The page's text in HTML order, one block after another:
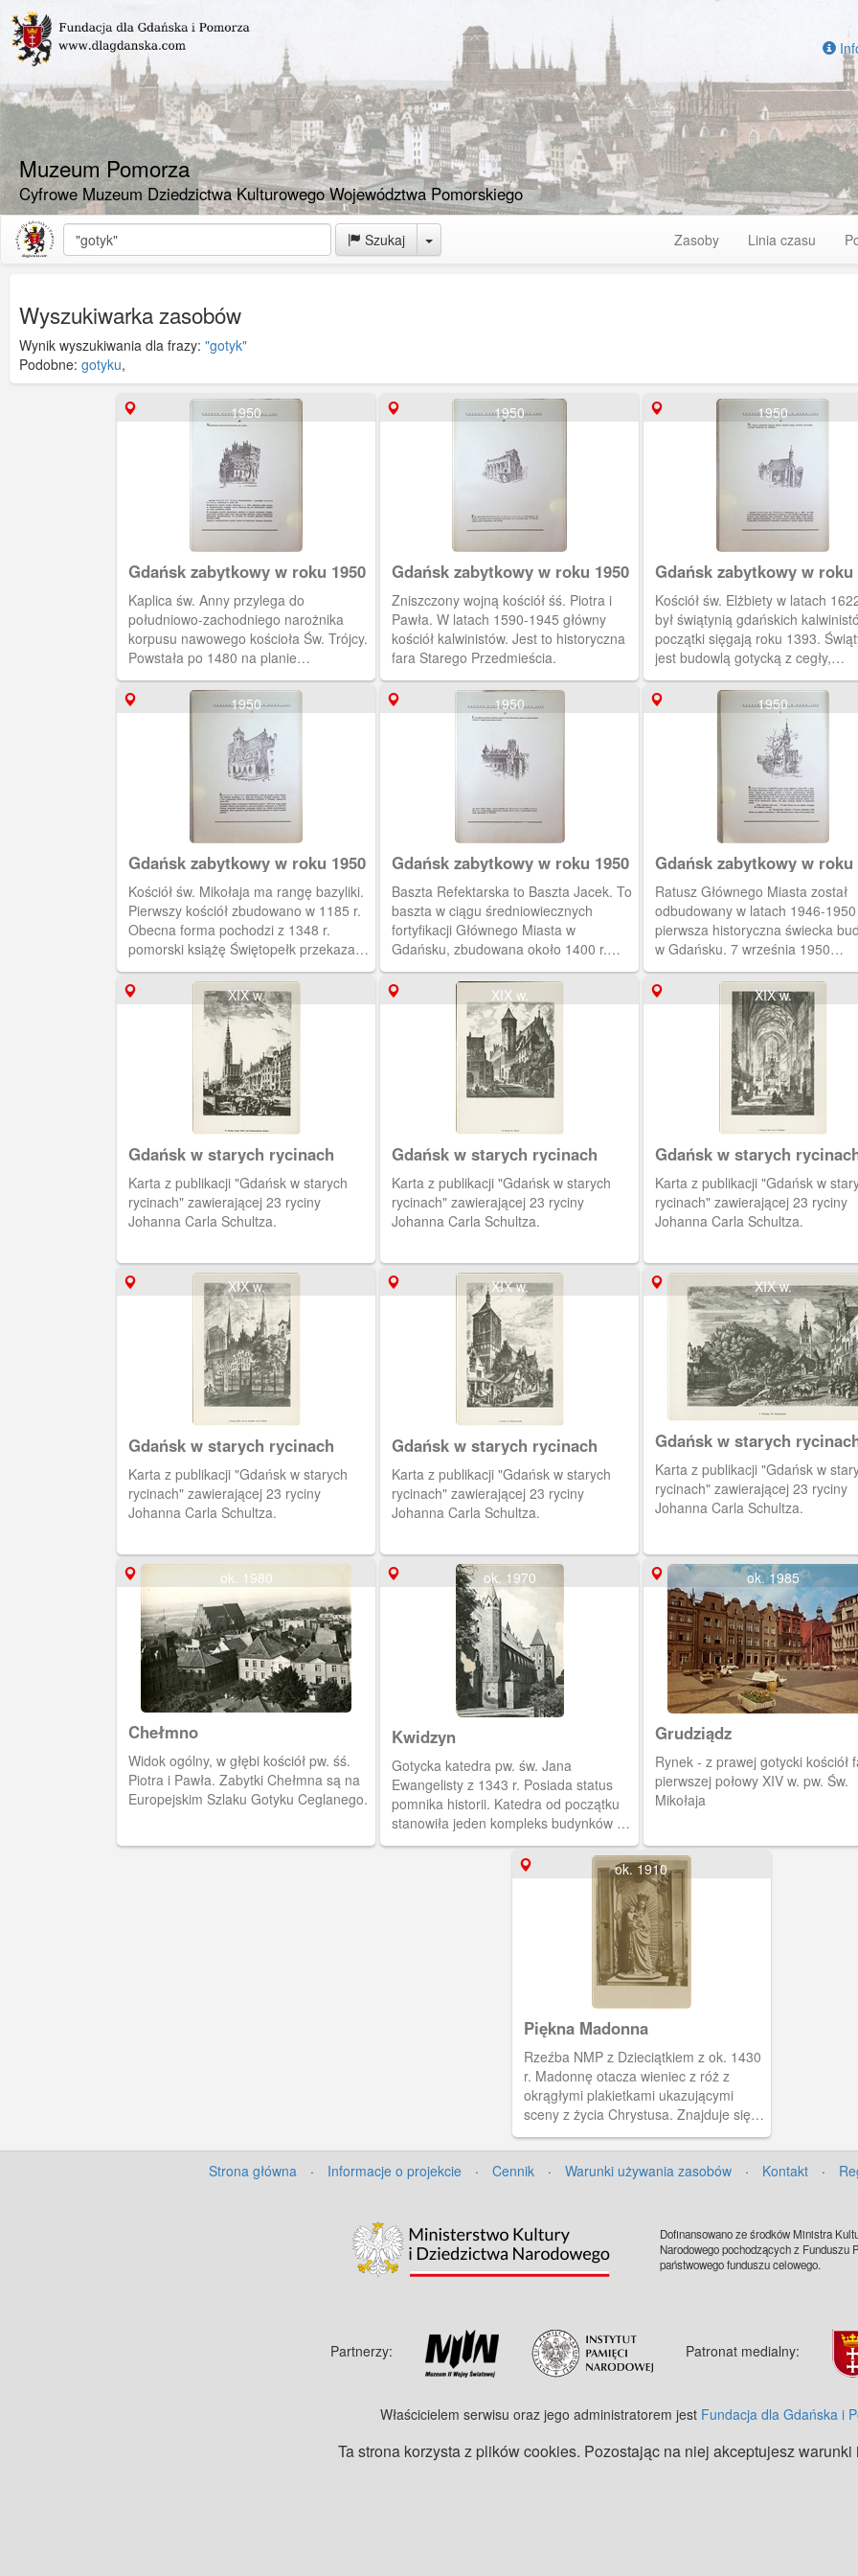
Muzeum Pomorza
Cyfrowe Muzeum Dziedzictwa Kulturowego Województwa Pomorskiego
Szukaj Toggle Dropdown Zasoby Linia czasu
Wyszukiwarka zasobów
Wynik wyszukiwania dla frazy: "gotyk"
Podobne: gotyku,
1950
Gdańsk zabytkowy w roku 1950
Kaplica św. Anny przylega do
południowo-zachodniego narożnika
korpusu nawowego kościoła Św. Trójcy.
Powstała po 1480 na planie
nieregularnego prostokąta. Jest
jednonawowa, o pięciu przęsłach.
1950
Gdańsk zabytkowy w roku 1950
Zniszczony wojną kościół śś. Piotra i
Pawła. W latach 1590-1945 główny
kościół kalwinistów. Jest to historyczna
fara Starego Przedmieścia.
1950
Gdańsk zabytkowy w roku
Kościół św. Elżbiety w latach
był świątynią gdańskich kalwinistów. Jej
początki sięgają roku 1393.
jest budowlą gotycką z cegły,
jednonawową, posiada jedną
osi, gwiaździste prezbiterium i
boczną kaplicę.
1950
Gdańsk zabytkowy w roku 1950
Kościół św. Mikołaja ma rangę bazyliki.
Pierwszy kościół zbudowano w 1185 r.
Obecna forma pochodzi z 1348 r.
pomorski książę Świętopełk przekazał
kościół zakonowi oo. dominikanów 22
stycznia 1227 r.
1950
Gdańsk zabytkowy w roku 1950
Baszta Refektarska to Baszta Jacek. To
baszta w ciągu średniowiecznych
fortyfikacji Głównego Miasta w
Gdańsku, zbudowana około 1400 r.
Najwyższa ze średniowiecznych baszt
gdańskich.
1950
Gdańsk zabytkowy w roku
Ratusz Głównego Miasta został
odbudowany w latach 1946-
pierwsza historyczna świecka
w Gdańsku. 7 września 1950
postawiono na szczycie
posąg (2,5 kg złota decyzją
Bieruta) króla Zygmunta Augusta.
XIX w.
Gdańsk w starych rycinach
Karta z publikacji "Gdańsk w starych
rycinach" zawierającej 23 ryciny
Johanna Carla Schultza.
XIX w.
Gdańsk w starych rycinach
Karta z publikacji "Gdańsk w starych
rycinach" zawierającej 23 ryciny
Johanna Carla Schultza.
XIX w.
Gdańsk w starych
Karta z publikacji "Gdańsk w starych
rycinach" zawierającej 23 ryciny
Johanna Carla Schultza.
XIX w.
Gdańsk w starych rycinach
Karta z publikacji "Gdańsk w starych
rycinach" zawierającej 23 ryciny
Johanna Carla Schultza.
XIX w.
Gdańsk w starych rycinach
Karta z publikacji "Gdańsk w starych
rycinach" zawierającej 23 ryciny
Johanna Carla Schultza.
XIX w.
Gdańsk w starych
Karta z publikacji "Gdańsk w starych
rycinach" zawierającej 23 ryciny
Johanna Carla Schultza.
ok. 1980
Chełmno
Widok ogólny, w głębi kościół pw. śś.
Piotra i Pawła. Zabytki Chełmna są na
Europejskim Szlaku Gotyku Ceglanego.
ok. 1970
Kwidzyn
Gotycka katedra pw. św. Jana
Ewangelisty z 1343 r. Posiada status
pomnika historii. Katedra od początku
stanowiła jeden kompleks budynków w
połączeniu z warownym zamkiem
kapituły pomezańskiej. Budowla
ok. 1985
Grudziądz
Rynek - z prawej gotycki kościół
pierwszej połowy XIV w. pw. Św.
Mikołaja
ok. 1910
Piękna Madonna
Rzeźba NMP z Dzieciątkiem z ok. 1430
r. Madonnę otacza wieniec z róż z
okrągłymi plakietkami ukazującymi
sceny z życia Chrystusa. Znajduje się w
kaplicy św. Anny w Bazylice Mariackiej
w Gdańsku.
Strona główna
· Informacje o projekcie · Cennik · Warunki używania zasobów · Kontakt ·
Dofinansowano ze środków Ministra
Narodowego pochodzących z Funduszu
państwowego funduszu celowego.
Partnerzy: Patronat medialny:
Właścicielem serwisu oraz jego administratorem jest Fundacja dla Gdańska i
Ta strona korzysta z plików cookies. Pozostając na niej akceptujesz warunki